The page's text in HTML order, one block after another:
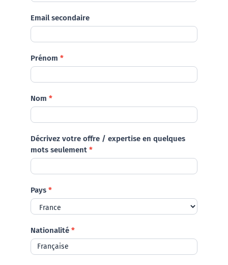
Email secondaire
Prénom *
Nom *
Décrivez votre offre / expertise en quelques
mots seulement *
Pays *
Nationalité *